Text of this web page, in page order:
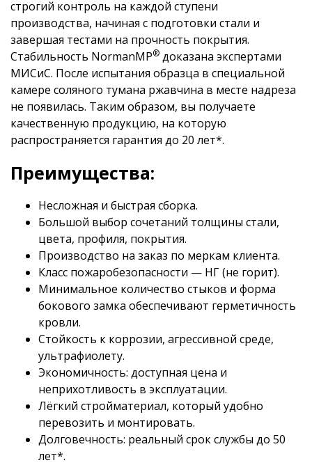
строгий контроль на каждой ступени
производства, начиная с подготовки стали и
завершая тестами на прочность покрытия.
Стабильность NormanMP® доказана экспертами
МИСиС. После испытания образца в специальной
камере соляного тумана ржавчина в месте надреза
не появилась. Таким образом, вы получаете
качественную продукцию, на которую
распространяется гарантия до 20 лет*.
Преимущества:
Несложная и быстрая сборка.
Большой выбор сочетаний толщины стали,
цвета, профиля, покрытия.
Производство на заказ по меркам клиента.
Класс пожаробезопасности — НГ (не горит).
Минимальное количество стыков и форма
бокового замка обеспечивают герметичность
кровли.
Стойкость к коррозии, агрессивной среде,
ультрафиолету.
Экономичность: доступная цена и
неприхотливость в эксплуатации.
Лёгкий стройматериал, который удобно
перевозить и монтировать.
Долговечность: реальный срок службы до 50
лет*.